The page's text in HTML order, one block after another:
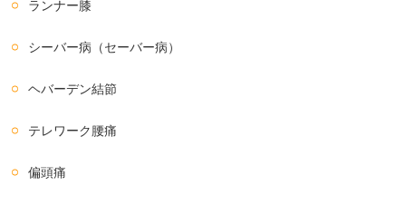
ランナー膝
シーバー病（セーバー病）
ヘバーデン結節
テレワーク腰痛
偏頭痛